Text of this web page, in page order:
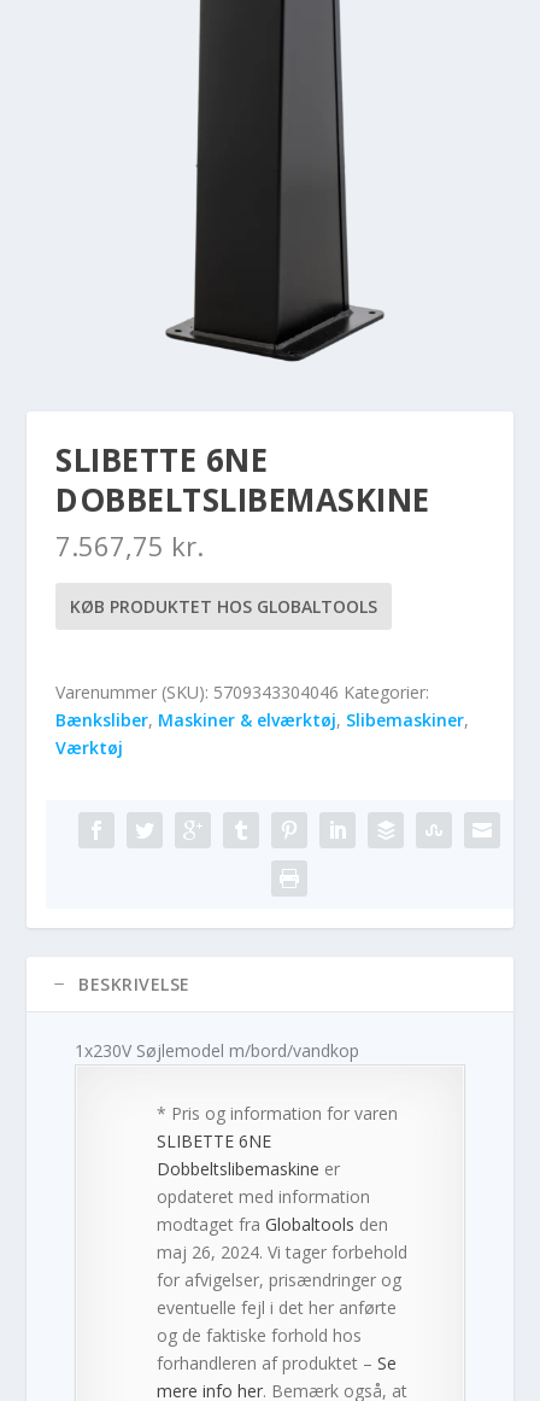
SLIBETTE 6NE
DOBBELTSLIBEMASKINE
7.567,75 kr.
KØB PRODUKTET HOS GLOBALTOOLS
Varenummer (SKU): 5709343304046 Kategorier:
Bænksliber, Maskiner & elværktøj, Slibemaskiner,
Værktøj
BESKRIVELSE
1x230V Søjlemodel m/bord/vandkop
* Pris og information for varen
SLIBETTE 6NE
Dobbeltslibemaskine er
opdateret med information
modtaget fraGlobaltools den
maj 26, 2024. Vi tager forbehold
for afvigelser, prisændringer og
eventuelle fejl i det her anførte
og de faktiske forhold hos
forhandleren af produktet –Se
mere info her. Bemærk også, at